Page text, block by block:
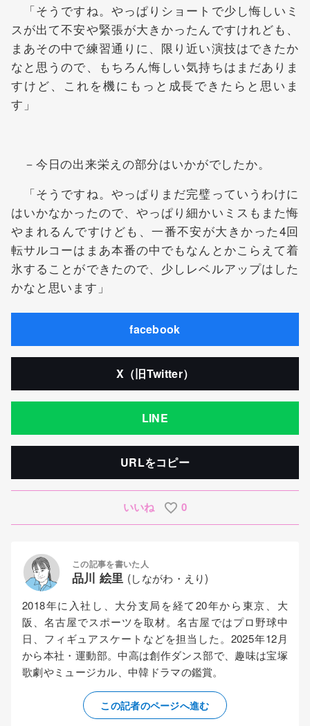
「そうですね。やっぱりショートで少し悔しいミ
スが出て不安や緊張が大きかったんですけれども、
まあその中で練習通りに、限り近い演技はできたか
なと思うので、もちろん悔しい気持ちはまだありま
すけど、これを機にもっと成長できたらと思いま
す」
－今日の出来栄えの部分はいかがでしたか。
「そうですね。やっぱりまだ完璧っていうわけに
はいかなかったので、やっぱり細かいミスもまた悔
やまれるんですけども、一番不安が大きかった4回
転サルコーはまあ本番の中でもなんとかこらえて着
氷することができたので、少しレベルアップはした
かなと思います」
facebook
X（旧Twitter）
LINE
URLをコピー
いいね 0
この記事を書いた人
品川 絵里 (しながわ・えり)
2018年に入社し、大分支局を経て20年から東京、大
阪、名古屋でスポーツを取材。名古屋ではプロ野球中
日、フィギュアスケートなどを担当した。2025年12月
から本社・運動部。中高は創作ダンス部で、趣味は宝塚
歌劇やミュージカル、中韓ドラマの鑑賞。
この記者のページへ進む